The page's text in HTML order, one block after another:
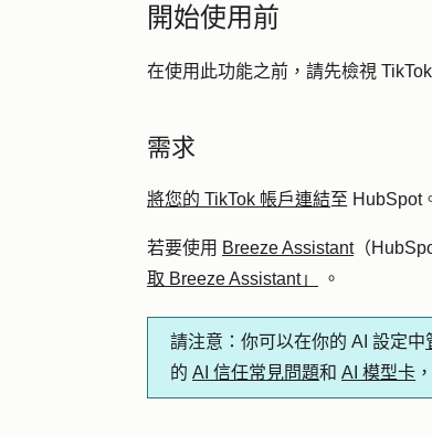
開始使用前
在使用此功能之前，請先檢視
需求
將您的 TikTok 帳戶連結至 HubSpot
若要使用 Breeze Assistant（
取 Breeze Assistant」
。
請注意 ：你可以在你的 AI 設定中
的 AI 信任常見問題和 AI 模型卡